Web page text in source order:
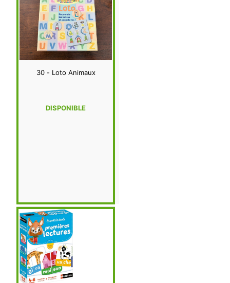
30 - Loto Animaux
DISPONIBLE